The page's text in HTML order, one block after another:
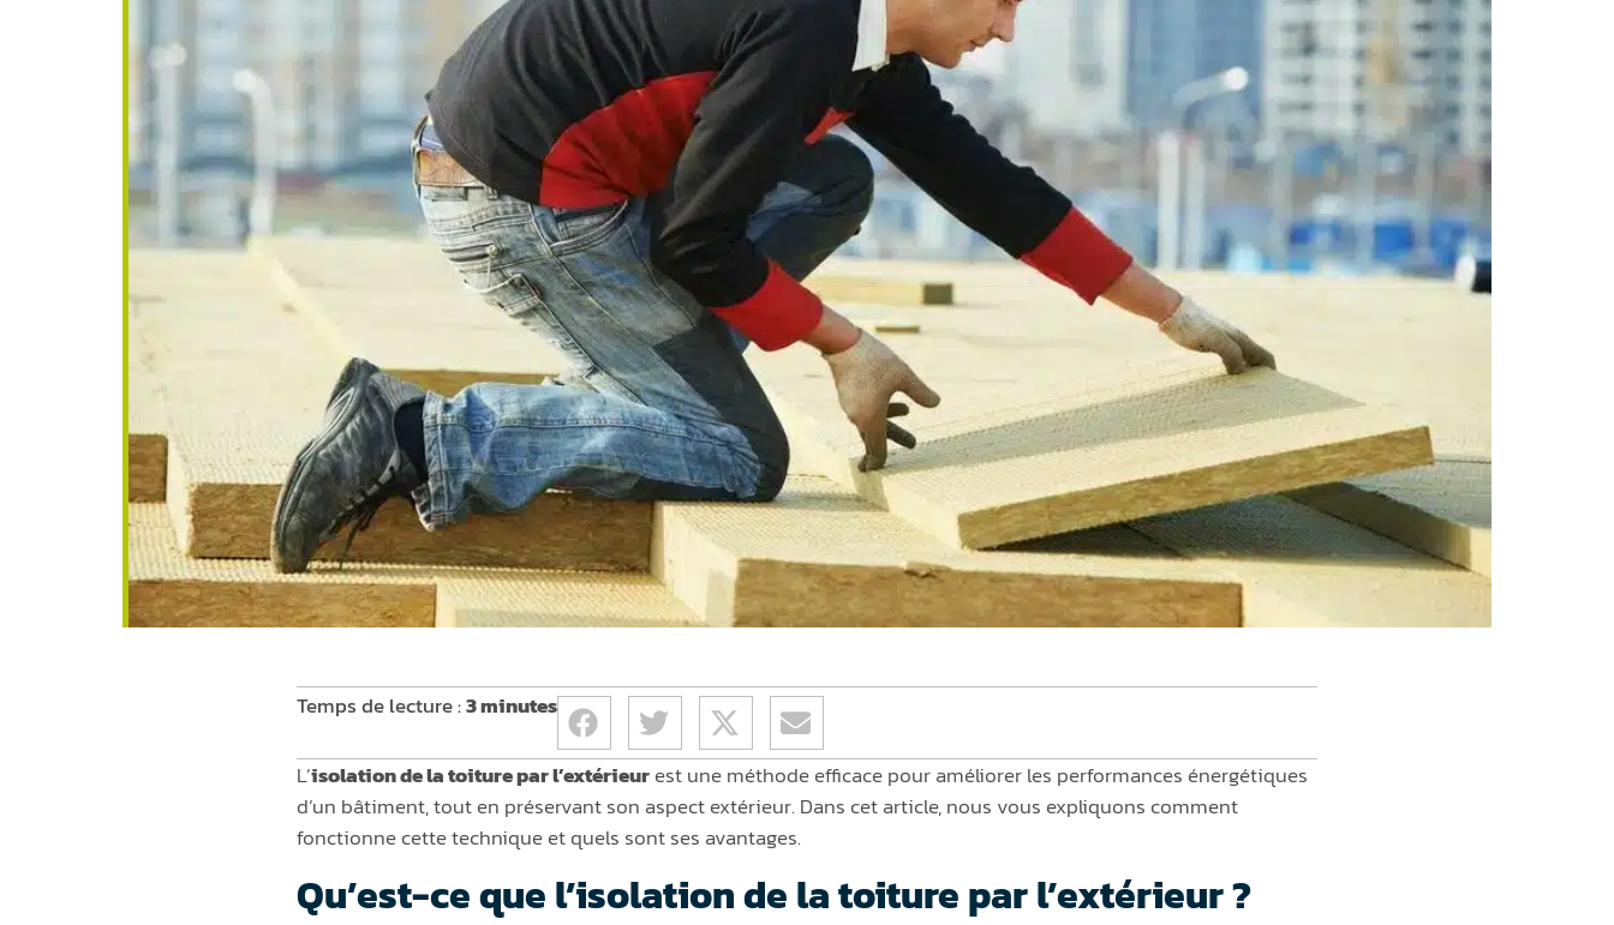
Temps de lecture :3 minutes
L’isolation de la toiture par l’extérieurest une méthode efficace pour améliorer les performances énergétiques
d’un bâtiment, tout en préservant son aspect extérieur. Dans cet article, nous vous expliquons comment
fonctionne cette technique et quels sont ses avantages.
Qu’est-ce que l’isolation de la toiture par l’extérieur ?